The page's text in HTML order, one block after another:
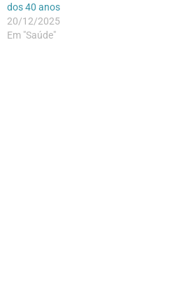
dos 40 anos
20/12/2025
Em "Saúde"